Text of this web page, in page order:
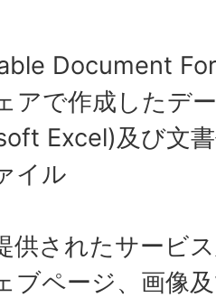
Document
アで作成したデ
Excel)及び文
イル
供されたサービ
ブページ、画像